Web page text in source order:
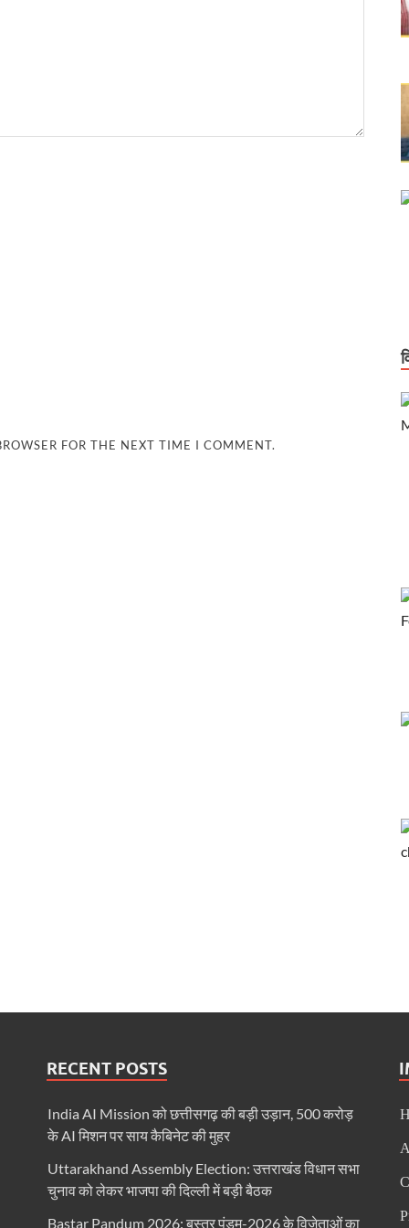
रूपये प्रस्तावित
खिलाफ एफआईआर
और आत्मनिर्भरता को नई ऊंचाई देने वाला बजट है।
3.7 करोड़ के पार पहुंचा
पहल को मजबूती: स्टार इन्फोमैटिक
पर कड़ी कार्रवाई-उप मुख्यमंत्री केशव प्रसाद मौर्य
में दिल्ली में जुटेंगे देशभर के मनरेगा कार्यकर्ता
रोजगार का मार्ग
अध्यक्ष और प्रभारियों के साथ कर रहे हैं बैठक
मंच है वर्ल्ड इकनॉमिक फोरम : मुख्यमंत्री डॉ. यादव
FOR THE NEXT TIME I COMMENT.
RECENT POSTS
India AI Mission को छत्तीसगढ़ की बड़ी उड़ान, 500 करोड़
के AI मिशन पर साय कैबिनेट की मुहर
Uttarakhand Assembly Election: उत्तराखंड विधान सभा
चुनाव को लेकर भाजपा की दिल्ली में बड़ी बैठक
Bastar Pandum 2026: बस्तर पंडुम-2026 के विजेताओं का